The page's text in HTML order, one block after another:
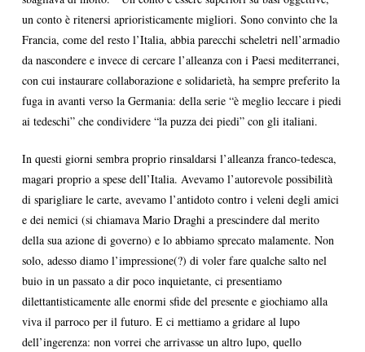
un conto è ritenersi aprioristicamente migliori. Sono convinto che la
Francia, come del resto l’Italia, abbia parecchi scheletri nell’armadio
da nascondere e invece di cercare l’alleanza con i Paesi mediterranei,
con cui instaurare collaborazione e solidarietà, ha sempre preferito la
fuga in avanti verso la Germania: della serie “è meglio leccare i piedi
ai tedeschi” che condividere “la puzza dei piedi” con gli italiani.
In questi giorni sembra proprio rinsaldarsi l’alleanza franco-tedesca,
magari proprio a spese dell’Italia. Avevamo l’autorevole possibilità
di sparigliare le carte, avevamo l’antidoto contro i veleni degli amici
e dei nemici (si chiamava Mario Draghi a prescindere dal merito
della sua azione di governo) e lo abbiamo sprecato malamente. Non
solo, adesso diamo l’impressione(?) di voler fare qualche salto nel
buio in un passato a dir poco inquietante, ci presentiamo
dilettantisticamente alle enormi sfide del presente e giochiamo alla
viva il parroco per il futuro. E ci mettiamo a gridare al lupo
dell’ingerenza: non vorrei che arrivasse un altro lupo, quello